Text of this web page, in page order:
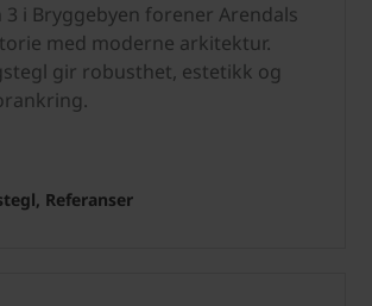
3 i Bryggebyen forener Arendals
med moderne arkitektur.
gir robusthet, estetikk og
Referanser